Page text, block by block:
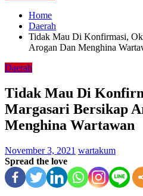
Home
Daerah
Tidak Mau Di Konfirmasi,
Arogan Dan Menghina
Daerah
Tidak Mau Di
Margasari Bersikap
Menghina Wartawan
November 3, 2021 wartakum
Spread the love